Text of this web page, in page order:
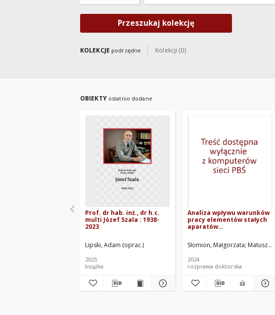
Przeszukaj kolekcję
KOLEKCJE podrzędne Kolekcji (0)
OBIEKTY ostatnio dodane
Prof. dr hab. inż., dr h.c.
multi Józef Szala : 1938-
2023
Lipski, Adam (oprac.)
2025
książka
Analiza wpływu warunków
pracy elementów stałych
aparatów
zmiany ich cech
użytkowych
efektywność ruchu zębów
Słomion, Małgorzata
2024
rozprawa doktorska